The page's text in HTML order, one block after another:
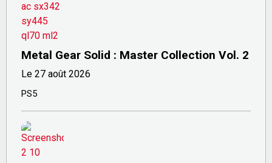
Metal Gear Solid : Master Collection Vol. 2
Le 27 août 2026
PS5